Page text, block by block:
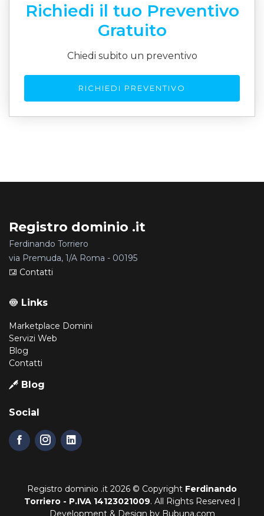
Richiedi il tuo Preventivo
Gratuito
Chiedi subito un preventivo
RICHIEDI PREVENTIVO
Registro dominio .it
Ferdinando Torriero
via Premuda, 1/A Roma - 00195
Contatti
Links
Marketplace Domini
Servizi Web
Blog
Contatti
Blog
Social
Registro dominio .it 2026 © Copyright Ferdinando
Torriero - P.IVA 14123021009. All Rights Reserved |
Development & Design by Bubuna.com